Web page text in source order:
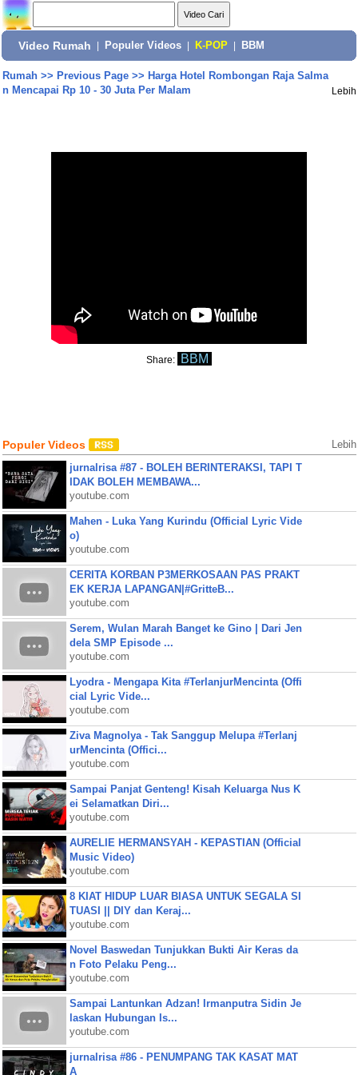
Video Rumah Populer Videos K-POP BBM
Rumah>> Previous Page>> Harga Hotel Rombongan Raja Salma
n Mencapai Rp 10 - 30 Juta Per Malam
Lebih
Share: BBM
Populer Videos Lebih
jurnalrisa #87 - BOLEH BERINTERAKSI, TAPI T
IDAK BOLEH MEMBAWA...
youtube.com
Mahen - Luka Yang Kurindu (Official Lyric Vide
o)
youtube.com
CERITA KORBAN P3MERKOSAAN PAS PRAKT
EK KERJA LAPANGAN|#GritteB...
youtube.com
Serem, Wulan Marah Banget ke Gino | Dari Jen
dela SMP Episode ...
youtube.com
Lyodra - Mengapa Kita #TerlanjurMencinta (Offi
cial Lyric Vide...
youtube.com
Ziva Magnolya - Tak Sanggup Melupa #Terlanj
urMencinta (Offici...
youtube.com
Sampai Panjat Genteng! Kisah Keluarga Nus K
ei Selamatkan Diri...
youtube.com
AURELIE HERMANSYAH - KEPASTIAN (Official
Music Video)
youtube.com
8 KIAT HIDUP LUAR BIASA UNTUK SEGALA SI
TUASI || DIY dan Keraj...
youtube.com
Novel Baswedan Tunjukkan Bukti Air Keras da
n Foto Pelaku Peng...
youtube.com
Sampai Lantunkan Adzan! Irmanputra Sidin Je
laskan Hubungan Is...
youtube.com
jurnalrisa #86 - PENUMPANG TAK KASAT MAT
A